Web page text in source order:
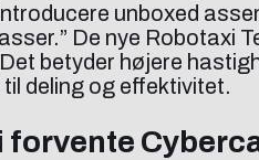
unboxed
De nye
betyder højere
deling og effektivitet.
forvente